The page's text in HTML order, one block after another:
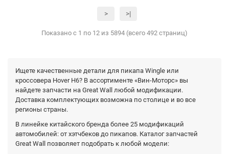
> >|
Показано с 1 по 12 из 5894 (всего 492 страниц)
Ищете качественные детали для пикапа Wingle или
кроссовера Hover H6? В ассортименте «Вин-Моторс» вы
найдете запчасти на Great Wall любой модификации.
Доставка комплектующих возможна по столице и во все
регионы страны.
В линейке китайского бренда более 25 модификаций
автомобилей: от хэтчбеков до пикапов. Каталог запчастей
Great Wall позволяет подобрать к любой модели: